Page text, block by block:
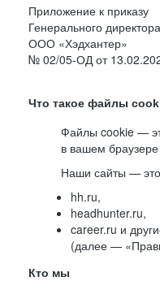
Приложение к приказу
Генерального директора
ООО «Хэдхантер»
№ 02/05-ОД от
Что такое файлы
Файлы cookie —
в вашем
Наши сайты —
hh.ru,
headhunter.ru,
career.ru и
(далее —
Кто мы